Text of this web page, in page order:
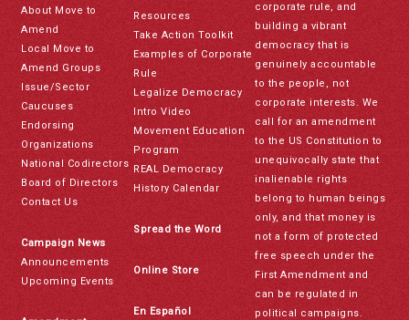
About Move to
Amend
Local Move to
Amend Groups
Issue/Sector
Caucuses
Endorsing
Organizations
National Codirectors
Board of Directors
Contact Us
Campaign News
Announcements
Upcoming Events
Resources
Take Action Toolkit
Examples of Corporate
Rule
Legalize Democracy
Intro Video
Movement Education
Program
REAL Democracy
History Calendar
Spread the Word
Online Store
En Español
corporate rule, and
building a vibrant
democracy that is
genuinely accountable
to the people, not
corporate interests. We
call for an amendment
to the US Constitution to
unequivocally state that
inalienable rights
belong to human beings
only, and that money is
not a form of protected
free speech under the
First Amendment and
can be regulated in
political campaigns.